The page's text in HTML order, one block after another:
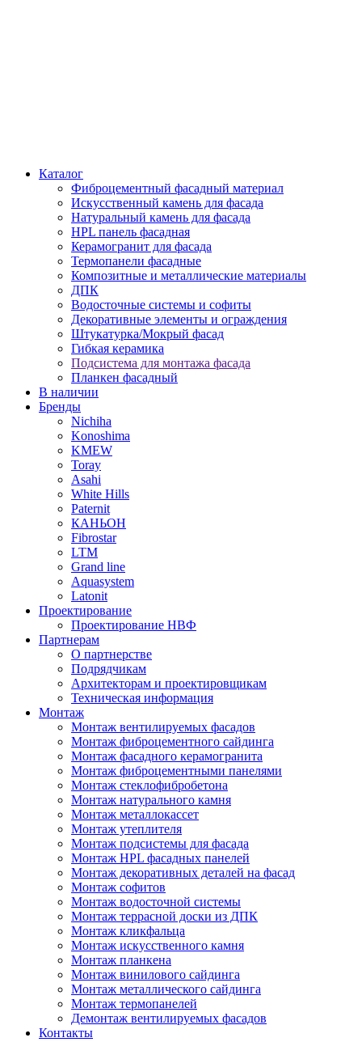
Каталог
Фиброцементный фасадный материал
Искусственный камень для фасада
Натуральный камень для фасада
HPL панель фасадная
Керамогранит для фасада
Термопанели фасадные
Композитные и металлические материалы
ДПК
Водосточные системы и софиты
Декоративные элементы и ограждения
Штукатурка/Мокрый фасад
Гибкая керамика
Подсистема для монтажа фасада
Планкен фасадный
В наличии
Бренды
Nichiha
Konoshima
KMEW
Toray
Asahi
White Hills
Paternit
КАНЬОН
Fibrostar
LTM
Grand line
Aquasystem
Latonit
Проектирование
Проектирование НВФ
Партнерам
О партнерстве
Подрядчикам
Архитекторам и проектировщикам
Техническая информация
Монтаж
Монтаж вентилируемых фасадов
Монтаж фиброцементного сайдинга
Монтаж фасадного керамогранита
Монтаж фиброцементными панелями
Монтаж стеклофибробетона
Монтаж натурального камня
Монтаж металлокассет
Монтаж утеплителя
Монтаж подсистемы для фасада
Монтаж HPL фасадных панелей
Монтаж декоративных деталей на фасад
Монтаж софитов
Монтаж водосточной системы
Монтаж террасной доски из ДПК
Монтаж кликфальца
Монтаж искусственного камня
Монтаж планкена
Монтаж винилового сайдинга
Монтаж металлического сайдинга
Монтаж термопанелей
Демонтаж вентилируемых фасадов
Контакты